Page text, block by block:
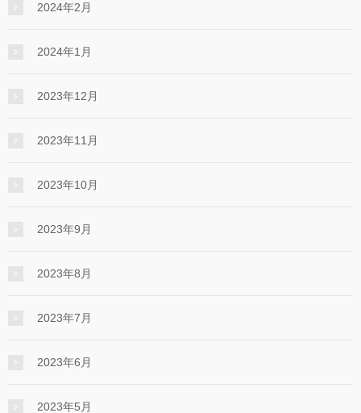
2024年2月
2024年1月
2023年12月
2023年11月
2023年10月
2023年9月
2023年8月
2023年7月
2023年6月
2023年5月